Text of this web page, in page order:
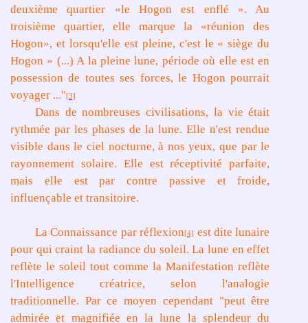
deuxième quartier «le Hogon est enflé ». Au
troisième quartier, elle marque la «réunion des
Hogon», et lorsqu'elle est pleine, c'est le « siège du
Hogon » (...) A la pleine lune, période où elle est en
possession de toutes ses forces, le Hogon pourrait
voyager ..."[3]
Dans de nombreuses civilisations, la vie était
rythmée par les phases de la lune. Elle n'est rendue
visible dans le ciel nocturne, à nos yeux, que par le
rayonnement solaire. Elle est réceptivité parfaite,
mais elle est par contre passive et froide,
influençable et transitoire.
La Connaissance par réflexion[4]
est dite lunaire
pour qui craint la radiance du soleil. La lune en effet
reflète le soleil tout comme la Manifestation reflète
l'Intelligence créatrice, selon l'analogie
traditionnelle. Par ce moyen cependant "peut être
admirée et magnifiée en la lune la splendeur du